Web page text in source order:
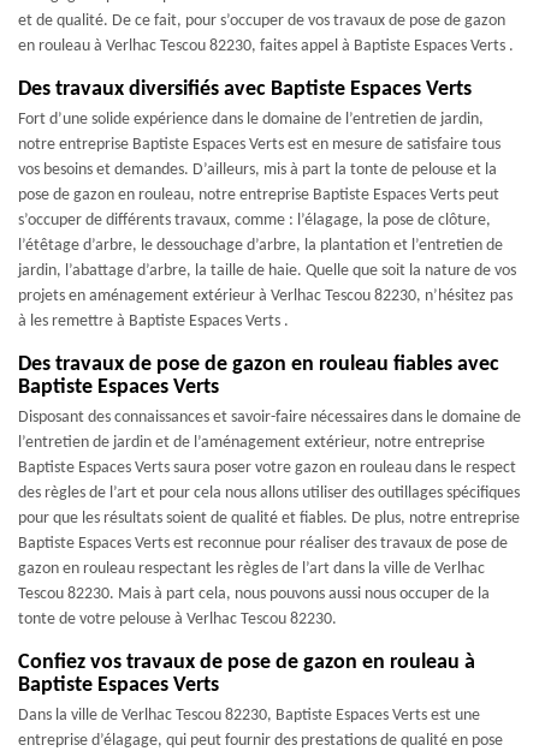
et de qualité. De ce fait, pour s’occuper de vos travaux de pose de gazon
en rouleau à Verlhac Tescou 82230, faites appel à Baptiste Espaces Verts .
Des travaux diversifiés avec Baptiste Espaces Verts
Fort d’une solide expérience dans le domaine de l’entretien de jardin,
notre entreprise Baptiste Espaces Verts est en mesure de satisfaire tous
vos besoins et demandes. D’ailleurs, mis à part la tonte de pelouse et la
pose de gazon en rouleau, notre entreprise Baptiste Espaces Verts peut
s’occuper de différents travaux, comme : l’élagage, la pose de clôture,
l’étêtage d’arbre, le dessouchage d’arbre, la plantation et l’entretien de
jardin, l’abattage d’arbre, la taille de haie. Quelle que soit la nature de vos
projets en aménagement extérieur à Verlhac Tescou 82230, n’hésitez pas
à les remettre à Baptiste Espaces Verts .
Des travaux de pose de gazon en rouleau fiables avec
Baptiste Espaces Verts
Disposant des connaissances et savoir-faire nécessaires dans le domaine de
l’entretien de jardin et de l’aménagement extérieur, notre entreprise
Baptiste Espaces Verts saura poser votre gazon en rouleau dans le respect
des règles de l’art et pour cela nous allons utiliser des outillages spécifiques
pour que les résultats soient de qualité et fiables. De plus, notre entreprise
Baptiste Espaces Verts est reconnue pour réaliser des travaux de pose de
gazon en rouleau respectant les règles de l’art dans la ville de Verlhac
Tescou 82230. Mais à part cela, nous pouvons aussi nous occuper de la
tonte de votre pelouse à Verlhac Tescou 82230.
Confiez vos travaux de pose de gazon en rouleau à
Baptiste Espaces Verts
Dans la ville de Verlhac Tescou 82230, Baptiste Espaces Verts est une
entreprise d’élagage, qui peut fournir des prestations de qualité en pose